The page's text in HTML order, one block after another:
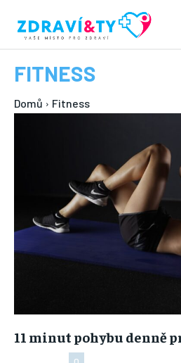
― REKLAMA
Nic není tak důležité, jako
Náš web nabízí komplexní
FITNESS
Domů Fitness
11 minut pohybu denně